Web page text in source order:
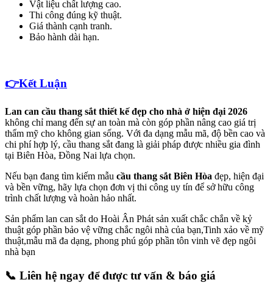
Vật liệu chất lượng cao.
Thi công đúng kỹ thuật.
Giá thành cạnh tranh.
Bảo hành dài hạn.
👉Kết Luận
Lan can cầu thang sắt thiết kế đẹp cho nhà ở hiện đại 2026
không chỉ mang đến sự an toàn mà còn góp phần nâng cao giá trị
thẩm mỹ cho không gian sống. Với đa dạng mẫu mã, độ bền cao và
chi phí hợp lý, cầu thang sắt đang là giải pháp được nhiều gia đình
tại Biên Hòa, Đồng Nai lựa chọn.
Nếu bạn đang tìm kiếm mẫu cầu thang sắt Biên Hòa đẹp, hiện đại
và bền vững, hãy lựa chọn đơn vị thi công uy tín để sở hữu công
trình chất lượng và hoàn hảo nhất.
Sản phẩm lan can sắt do Hoài Ân Phát sản xuất chắc chắn về kỷ
thuật góp phần bảo vệ vững chắc ngôi nhà của bạn,Tinh xảo về mỹ
thuật,mẫu mã đa dạng, phong phú góp phần tôn vinh vẽ đẹp ngôi
nhà bạn
📞 Liên hệ ngay để được tư vấn & báo giá